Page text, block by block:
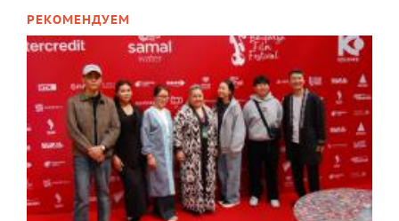
РЕКОМЕНДУЕМ